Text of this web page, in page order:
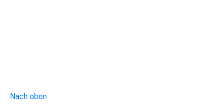
Nach oben